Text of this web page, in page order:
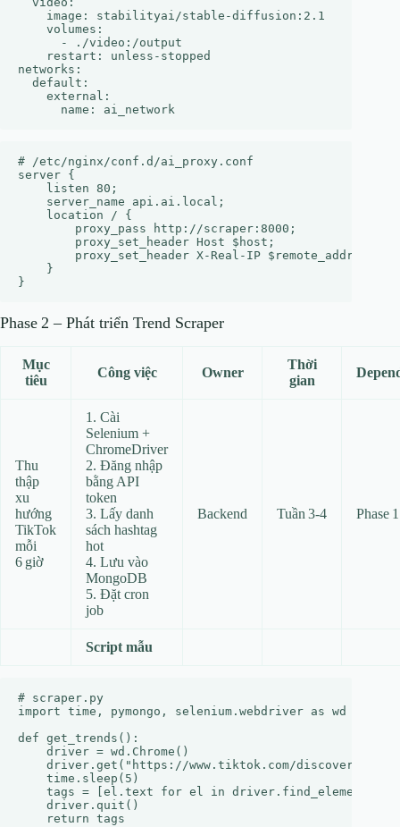
    image: stabilityai/stable-diffusion:2.1
    volumes:
      - ./video:/output
    restart: unless-stopped
networks:
  default:
    external:
# /etc/nginx/conf.d/ai_proxy.conf
server {
    listen 80;
    server_name api.ai.local;
    location / {
        proxy_pass http://scraper:8000;
        proxy_set_header Host $host;
        proxy_set_header X-Real-IP $remote_addr;
    }
Phase 2 – Phát triển Trend Scraper
Mục
tiêu
Công việc Owner
Thời
gian
Thu
thập
xu
hướng
TikTok
mỗi
6 giờ
1. Cài
Selenium +
ChromeDriver
2. Đăng nhập
bằng API
token
3. Lấy danh
sách hashtag
hot
4. Lưu vào
MongoDB
5. Đặt cron
job
Backend Tuần 3‑4 Phase 1
Script mẫu
# scraper.py
import time, pymongo, selenium.webdriver as wd
def get_trends():
    driver = wd.Chrome()
    driver.get("https://www.tiktok.com/discover")
    time.sleep(5)
tags = [el.text for el in
    driver.quit()
    return tags